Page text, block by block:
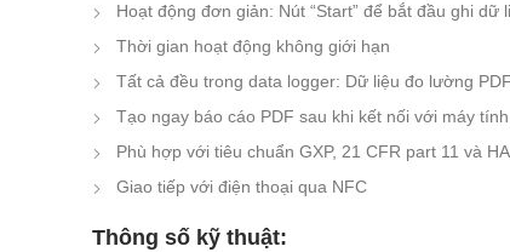
Hoạt động đơn giản: Nút “Start” để bắt đầu ghi dữ
Thời gian hoạt động không giới hạn
Tất cả đều trong data logger: Dữ liệu đo lường
Tạo ngay báo cáo PDF sau khi kết nối với máy
Phù hợp với tiêu chuẩn GXP, 21 CFR part 11 và
Giao tiếp với điện thoại qua NFC
Thông số kỹ thuật: